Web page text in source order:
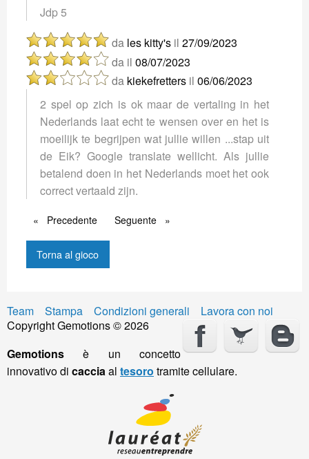
Jdp 5
da les kitty's il 27/09/2023
da il 08/07/2023
da kiekefretters il 06/06/2023
2 spel op zich is ok maar de vertaling in het
Nederlands laat echt te wensen over en het is
moeilijk te begrijpen wat jullie willen ...stap uit
de Eik? Google translate wellicht. Als jullie
betalend doen in het Nederlands moet het ook
correct vertaald zijn.
Precedente Precedente
Seguente Seguente
Torna al gioco
Team Stampa Condizioni generali
Lavora con noi
Copyright Gemotions © 2026
Gemotions è un concetto
innovativo di cacciaal tesoro tramite cellulare.